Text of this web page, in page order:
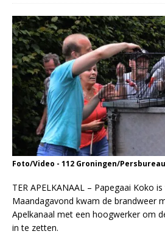
Foto/Video - 112 Groningen/
TER APELKANAAL – Papegaai Koko
Maandagavond kwam de brandweer
Apelkanaal met een hoogwerker om
in te zetten.